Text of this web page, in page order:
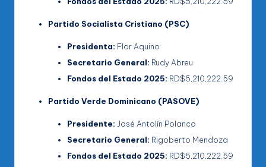
Partido Socialista Cristiano (PSC)
Presidenta: Flor Aquino
Secretario General: Rudy Abreu
Fondos del Estado 2025: RD$5,210,222.59
Partido Verde Dominicano (PASOVE)
Presidente: José Antolín Polanco
Secretario General: Rigoberto Mendoza
Fondos del Estado 2025: RD$5,210,222.59